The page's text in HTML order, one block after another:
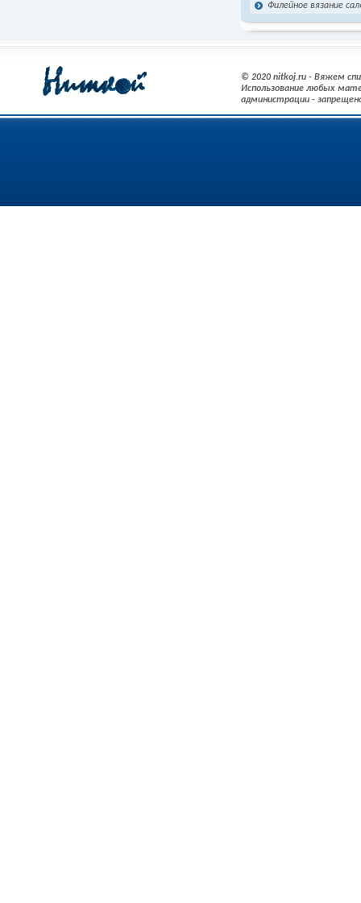
Филейное вязание
© 2020 nitkoj.ru - Вяжем
Использование любых
администрации -